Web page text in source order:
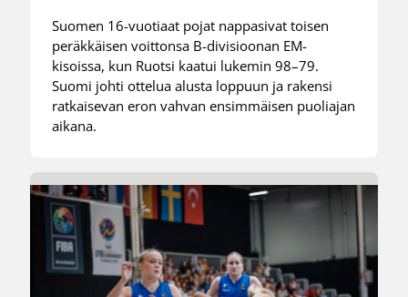
Suomen 16-vuotiaat pojat nappasivat toisen
peräkkäisen voittonsa B-divisioonan EM-
kisoissa, kun Ruotsi kaatui lukemin 98–79.
Suomi johti ottelua alusta loppuun ja rakensi
ratkaisevan eron vahvan ensimmäisen puoliajan
aikana.